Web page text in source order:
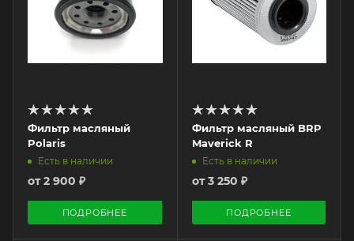
Фильтр масляный
Polaris
Есть в наличии
от2 900 ₽
ПОДРОБНЕЕ
Фильтр масляный BRP
Maverick R
Есть в наличии
от3 250 ₽
ПОДРОБНЕЕ